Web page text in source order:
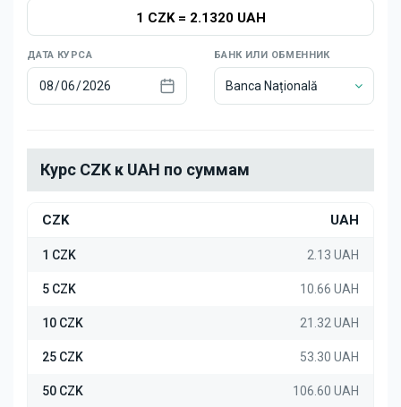
1 CZK= 2.1320 UAH
ДАТА КУРСА БАНК ИЛИ ОБМЕННИК
Banca Națională
Курс CZK к UAH по суммам
CZK UAH
1 CZK 2.13 UAH
5 CZK 10.66 UAH
10 CZK 21.32 UAH
25 CZK 53.30 UAH
50 CZK 106.60 UAH